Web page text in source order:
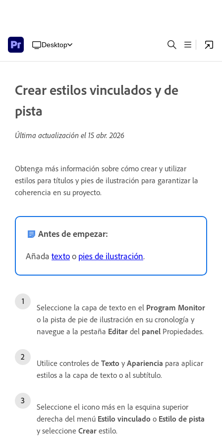
Desktop
Crear estilos vinculados y de
pista
Última actualización el 15 abr. 2026
Obtenga más información sobre cómo crear y utilizar
estilos para títulos y pies de ilustración para garantizar la
coherencia en su proyecto.
Antes de empezar:
Añada textoo pies de ilustración.
Seleccione la capa de texto en el Program Monitor
o la pista de pie de ilustración en su cronología y
navegue a la pestaña Editar del panel Propiedades.
Utilice controles de Texto y Apariencia para aplicar
estilos a la capa de texto o al subtítulo.
Seleccione el icono más en la esquina superior
derecha del menú Estilo vinculado o Estilo de pista
y seleccione Crear estilo.